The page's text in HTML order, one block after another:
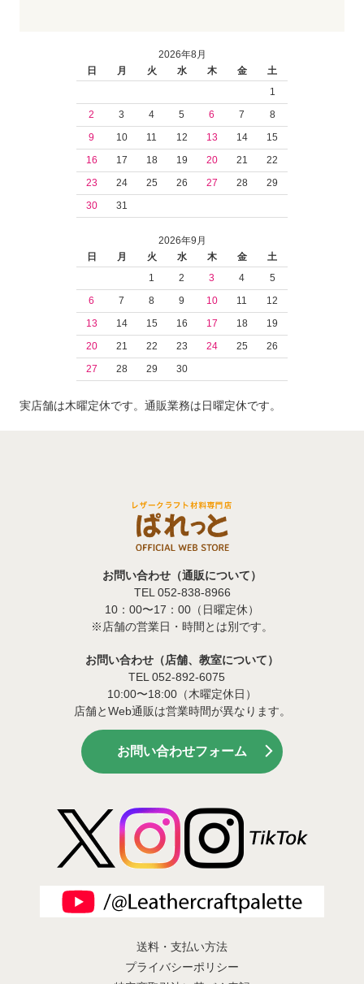
2026年8月
日
月 火 水 木 金
土
1
2
3 4 5 6 7
8
9
10 11 12 13 14
15
16
17 18 19 20 21
22
23
24 25 26 27 28
29
30
31
2026年9月
日
月 火 水 木 金
土
1
2 3 4
5
6
7 8 9 10 11
12
13
14 15 16 17 18
19
20
21 22 23 24 25
26
27
28 29 30
実店舗は木曜定休です。通販業務は日曜定休です。
お問い合わせ（通販について）
TEL 052-838-8966
10：00〜17：00（日曜定休）
※店舗の営業日・時間とは別です。
お問い合わせ（店舗、教室について）
TEL 052-892-6075
10:00〜18:00（木曜定休日）
店舗とWeb通販は営業時間が異なります。
お問い合わせフォーム
送料・支払い方法
プライバシーポリシー